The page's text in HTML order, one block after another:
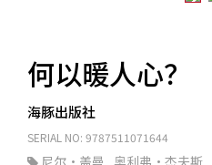
何以暖人心？
海豚出版社
SERIAL NO: 9787511071644
尼尔·盖曼 , 奥利弗·杰夫斯 ,